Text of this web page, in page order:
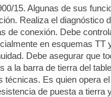
15. Algunas de sus
Realiza el
de conexión. Debe
en esquemas
Debe asegurar que
a la barra de tierra del
técnicas. Es quien opera
de puesta a